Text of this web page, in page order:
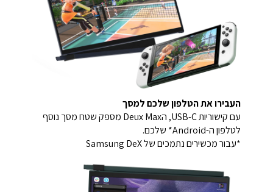
העבירו את הטלפון שלכם למסך
עם קישוריות USB-C, הDeux Max מספק שטח מסך נוסף
לטלפון ה-Android* שלכם.
*עבור מכשירים נתמכים של Samsung DeX